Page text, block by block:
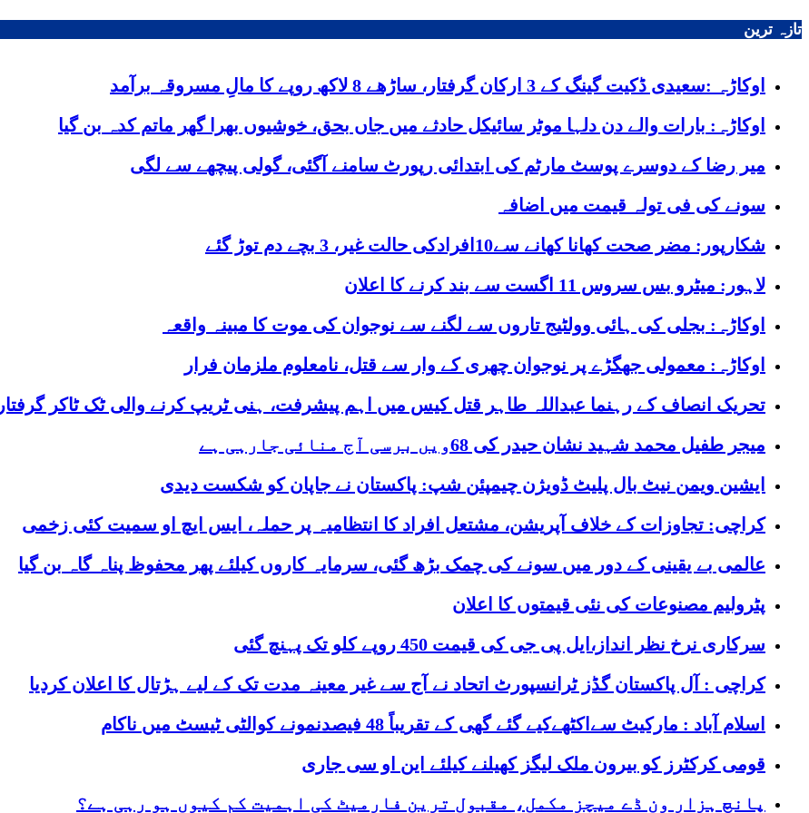
تازہ ترین
اوکاڑہ :سعیدی ڈکیت گینگ کے 3 ارکان گرفتار، ساڑھے 8 لاکھ روپے کا مالِ مسروقہ برآمد
اوکاڑہ: بارات والے دن دلہا موٹر سائیکل حادثے میں جاں بحق، خوشیوں بھرا گھر ماتم کدہ بن گیا
میر رضا کے دوسرے پوسٹ مارٹم کی ابتدائی رپورٹ سامنے آگئی، گولی پیچھے سے لگی
سونے کی فی تولہ قیمت میں اضافہ
شکارپور: مضر صحت کھانا کھانے سے10افرادکی حالت غیر، 3 بچے دم توڑ گئے
لاہور: میٹرو بس سروس 11 اگست سے بند کرنے کا اعلان
اوکاڑہ: بجلی کی ہائی وولٹیج تاروں سے لگنے سے نوجوان کی موت کا مبینہ واقعہ
اوکاڑہ: معمولی جھگڑے پر نوجوان چھری کے وار سے قتل، نامعلوم ملزمان فرار
تحریک انصاف کے رہنما عبداللہ طاہر قتل کیس میں اہم پیشرفت، ہنی ٹریپ کرنے والی ٹک ٹاکر گرفتار
میجر طفیل محمد شہید نشان حیدر کی 68ویں برسی آج منائی جارہی ہے
ایشین ویمن نیٹ بال پلیٹ ڈویژن چیمپئن شپ: پاکستان نے جاپان کو شکست دیدی
کراچی: تجاوزات کے خلاف آپریشن، مشتعل افراد کا انتظامیہ پر حملہ، ایس ایچ او سمیت کئی زخمی
عالمی بے یقینی کے دور میں سونے کی چمک بڑھ گئی، سرمایہ کاروں کیلئے پھر محفوظ پناہ گاہ بن گیا
پٹرولیم مصنوعات کی نئی قیمتوں کا اعلان
سرکاری نرخ نظر انداز،ایل پی جی کی قیمت 450 روپے کلو تک پہنچ گئی
کراچی : آل پاکستان گڈز ٹرانسپورٹ اتحاد نے آج سے غیر معینہ مدت تک کے لیے ہڑتال کا اعلان کردیا
اسلام آباد : مارکیٹ سےاکٹھےکیے گئے گھی کے تقریباً 48 فیصدنمونے کوالٹی ٹیسٹ میں ناکام
قومی کرکٹرز کو بیرون ملک لیگز کھیلنے کیلئے این او سی جاری
پانچ ہزار ون ڈے میچز مکمل، مقبول ترین فارمیٹ کی اہمیت کم کیوں ہو رہی ہے؟